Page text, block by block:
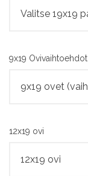
9x19 Ovivaihtoehdot
12x19 ovi